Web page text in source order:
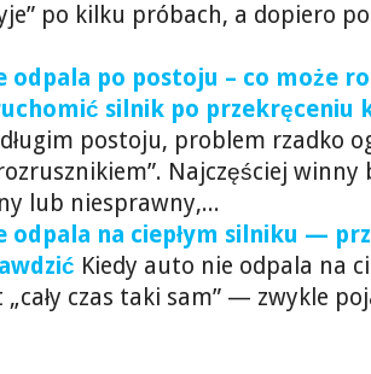
po kilku próbach, a dopiero
odpala po postoju – co może
silnik po przekręceniu
postoju, problem rzadko
Najczęściej
lub niesprawny,...
odpala na ciepłym silniku —
Kiedy auto nie odpala na
„cały czas taki sam” — zwykle